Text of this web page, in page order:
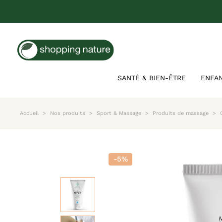
SANTÉ & BIEN-ÊTRE
Accueil Nos produits Sport & Massage Produits de massage
-5%